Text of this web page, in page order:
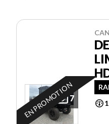
7
EN PROMOTION